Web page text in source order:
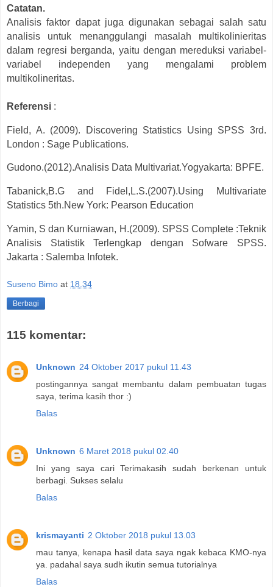
Catatan.
Analisis faktor dapat juga digunakan sebagai salah satu
analisis untuk menanggulangi masalah multikolinieritas
dalam regresi berganda, yaitu dengan mereduksi variabel-
variabel independen yang mengalami problem
multikolineritas.
Referensi :
Field, A. (2009). Discovering Statistics Using SPSS 3rd.
London : Sage Publications.
Gudono.(2012).Analisis Data Multivariat.Yogyakarta: BPFE.
Tabanick,B.G and Fidel,L.S.(2007).Using Multivariate
Statistics 5th.New York: Pearson Education
Yamin, S dan Kurniawan, H.(2009). SPSS Complete :Teknik
Analisis Statistik Terlengkap dengan Sofware SPSS.
Jakarta : Salemba Infotek.
Suseno Bimo at 18.34
Berbagi
115 komentar:
Unknown 24 Oktober 2017 pukul 11.43
postingannya sangat membantu dalam pembuatan tugas
saya, terima kasih thor :)
Balas
Unknown 6 Maret 2018 pukul 02.40
Ini yang saya cari Terimakasih sudah berkenan untuk
berbagi. Sukses selalu
Balas
krismayanti 2 Oktober 2018 pukul 13.03
mau tanya, kenapa hasil data saya ngak kebaca KMO-nya
ya. padahal saya sudh ikutin semua tutorialnya
Balas